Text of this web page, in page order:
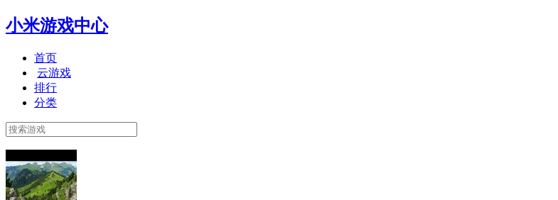
小米游戏中心
首页
云游戏
排行
分类